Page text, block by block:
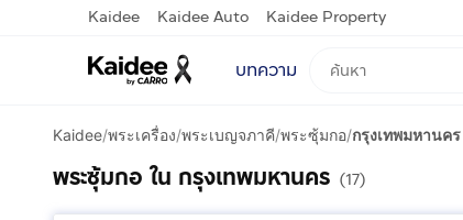
Kaidee Kaidee Auto Kaidee Property
บทความ
Kaidee/พระเครื่อง/พระเบญจภาคี/พระซุ้มกอ/กรุงเทพมหานคร
พระซุ้มกอ ใน กรุงเทพมหานคร (17)